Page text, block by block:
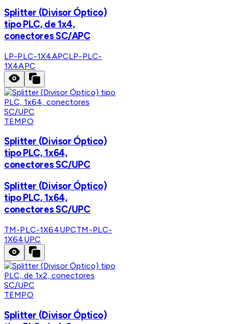
Splitter (Divisor Óptico)
tipo PLC, de 1x4,
conectores SC/APC
LP-PLC-1X4APCLP-PLC-
1X4APC
TEMPO
Splitter (Divisor Óptico)
tipo PLC, 1x64,
conectores SC/UPC
Splitter (Divisor Óptico)
tipo PLC, 1x64,
conectores SC/UPC
TM-PLC-1X64UPCTM-PLC-
1X64UPC
TEMPO
Splitter (Divisor Óptico)